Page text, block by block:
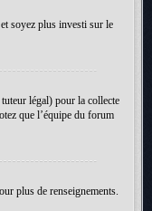
soyez plus investi sur le
légal) pour la collecte
que l’équipe du forum
plus de renseignements.